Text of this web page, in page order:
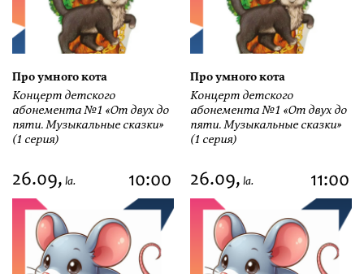
Про умного кота
Концерт детского
абонемента №1 «От двух до
пяти. Музыкальные сказки»
(1 серия)
Про умного кота
Концерт детского
абонемента №1 «От двух до
пяти. Музыкальные сказки»
(1 серия)
26.09, la. 10:00 26.09, la. 11:00